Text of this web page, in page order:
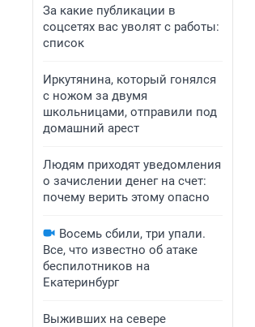
За какие публикации в
соцсетях вас уволят с работы:
список
Иркутянина, который гонялся
с ножом за двумя
школьницами, отправили под
домашний арест
Людям приходят уведомления
о зачислении денег на счет:
почему верить этому опасно
Восемь сбили, три упали.
Все, что известно об атаке
беспилотников на
Екатеринбург
Выживших на севере